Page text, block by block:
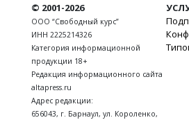
© 2001-2026
ООО “Свободный курс”
ИНН 2225214326
Категория информационной
продукции 18+
Редакция информационного сайта
altapress.ru
Адрес редакции:
656043, г. Барнаул, ул. Короленко,